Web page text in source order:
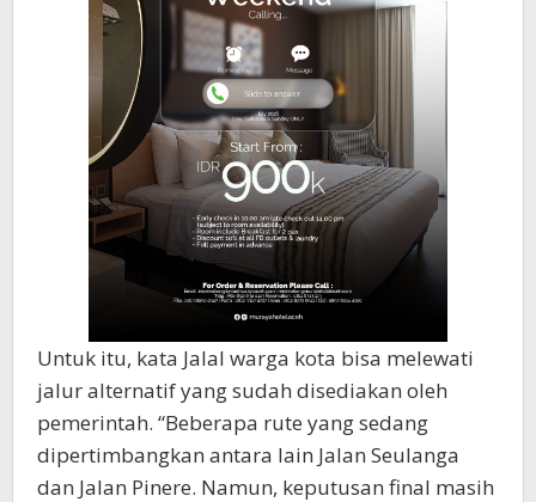
Untuk itu, kata Jalal warga kota bisa melewati
jalur alternatif yang sudah disediakan oleh
pemerintah. “Beberapa rute yang sedang
dipertimbangkan antara lain Jalan Seulanga
dan Jalan Pinere. Namun, keputusan final masih